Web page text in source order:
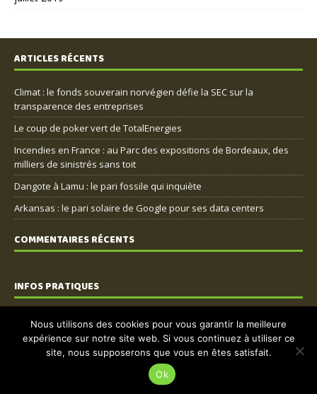
ARTICLES RÉCENTS
Climat : le fonds souverain norvégien défie la SEC sur la
transparence des entreprises
Le coup de poker vert de TotalEnergies
Incendies en France : au Parc des expositions de Bordeaux, des
milliers de sinistrés sans toit
Dangote à Lamu : le pari fossile qui inquiète
Arkansas : le pari solaire de Google pour ses data centers
COMMENTAIRES RÉCENTS
INFOS PRATIQUES
Nous contacter
Mentions légales
Nous utilisons des cookies pour vous garantir la meilleure
expérience sur notre site web. Si vous continuez à utiliser ce
site, nous supposerons que vous en êtes satisfait.
Ok